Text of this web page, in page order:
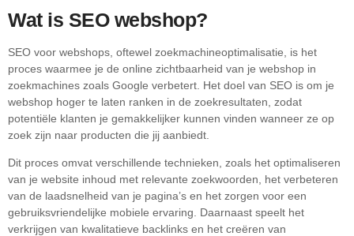
Wat is SEO webshop?
SEO voor webshops, oftewel zoekmachineoptimalisatie, is het
proces waarmee je de online zichtbaarheid van je webshop in
zoekmachines zoals Google verbetert. Het doel van SEO is om je
webshop hoger te laten ranken in de zoekresultaten, zodat
potentiële klanten je gemakkelijker kunnen vinden wanneer ze op
zoek zijn naar producten die jij aanbiedt.
Dit proces omvat verschillende technieken, zoals het optimaliseren
van je website inhoud met relevante zoekwoorden, het verbeteren
van de laadsnelheid van je pagina’s en het zorgen voor een
gebruiksvriendelijke mobiele ervaring. Daarnaast speelt het
verkrijgen van kwalitatieve backlinks en het creëren van